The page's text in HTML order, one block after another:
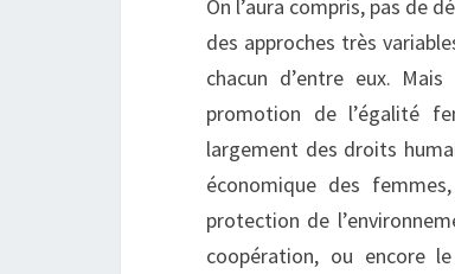
On l’aura compris, pas de
des approches très
chacun d’entre eux.
promotion de l’égalité
largement des droits
économique des
protection de
coopération, ou encore